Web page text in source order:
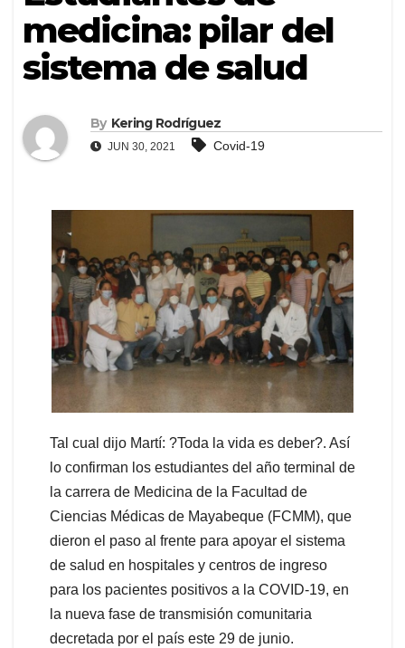
medicina: pilar del
sistema de salud
By Kering Rodríguez
JUN 30, 2021 Covid-19
Tal cual dijo Martí: ?Toda la vida es deber?. Así
lo confirman los estudiantes del año terminal de
la carrera de Medicina de la Facultad de
Ciencias Médicas de Mayabeque (FCMM), que
dieron el paso al frente para apoyar el sistema
de salud en hospitales y centros de ingreso
para los pacientes positivos a la COVID-19, en
la nueva fase de transmisión comunitaria
decretada por el país este 29 de junio.